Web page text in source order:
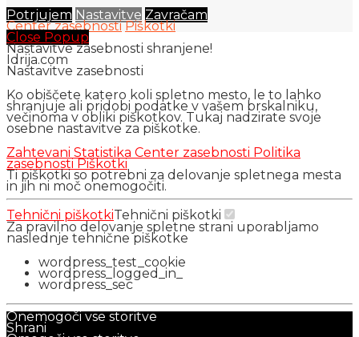
Potrjujem Nastavitve Zavračam
Center zasebnosti Piškotki
Close Popup
Nastavitve zasebnosti shranjene!
Idrija.com
Nastavitve zasebnosti
Ko obiščete katero koli spletno mesto, le to lahko
shranjuje ali pridobi podatke v vašem brskalniku,
večinoma v obliki piškotkov. Tukaj nadzirate svoje
osebne nastavitve za piškotke.
Zahtevani Statistika Center zasebnosti Politika
zasebnosti Piškotki
Ti piškotki so potrebni za delovanje spletnega mesta
in jih ni moč onemogočiti.
Tehnični piškotkiTehnični piškotki
Za pravilno delovanje spletne strani uporabljamo
naslednje tehnične piškotke
wordpress_test_cookie
wordpress_logged_in_
wordpress_sec
Onemogoči vse storitve
Shrani